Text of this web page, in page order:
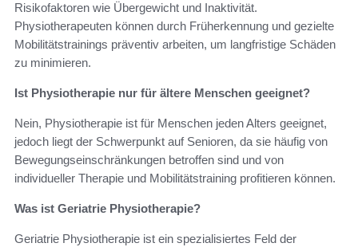
Risikofaktoren wie Übergewicht und Inaktivität.
Physiotherapeuten können durch Früherkennung und gezielte
Mobilitätstrainings präventiv arbeiten, um langfristige Schäden
zu minimieren.
Ist Physiotherapie nur für ältere Menschen geeignet?
Nein, Physiotherapie ist für Menschen jeden Alters geeignet,
jedoch liegt der Schwerpunkt auf Senioren, da sie häufig von
Bewegungseinschränkungen betroffen sind und von
individueller Therapie und Mobilitätstraining profitieren können.
Was ist Geriatrie Physiotherapie?
Geriatrie Physiotherapie ist ein spezialisiertes Feld der